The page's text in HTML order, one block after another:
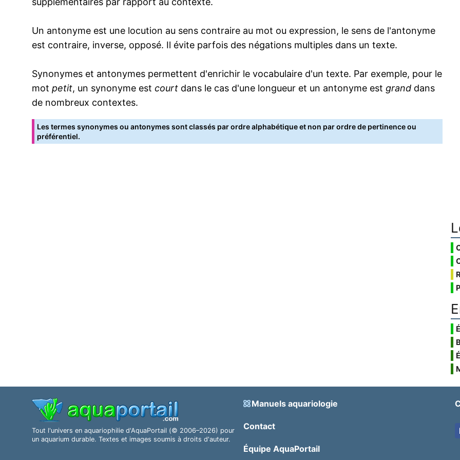
Un antonyme est une locution au sens contraire au mot ou expression, le sens de l'antonyme
est contraire, inverse, opposé. Il évite parfois des négations multiples dans un texte.
Synonymes et antonymes permettent d'enrichir le vocabulaire d'un texte. Par exemple, pour le
mot petit, un synonyme est court dans le cas d'une longueur et un antonyme est grand dans
de nombreux contextes.
Les termes synonymes ou antonymes sont classés par ordre alphabétique et non par ordre de pertinence ou
préférentiel.
Tout l'univers en aquariophilie d'AquaPortail (© 2006–2026) pour
un aquarium durable. Textes et images soumis à droits d'auteur.
Manuels aquariologie
Contact
Équipe AquaPortail